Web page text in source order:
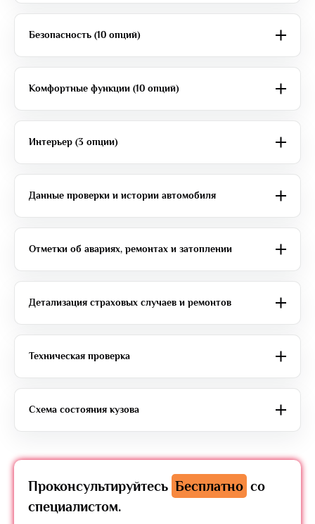
Безопасность (10 опций)
Комфортные функции (10 опций)
Интерьер (3 опции)
Данные проверки и истории автомобиля
Отметки об авариях, ремонтах и затоплении
Детализация страховых случаев и ремонтов
Техническая проверка
Схема состояния кузова
Проконсультируйтесь Бесплатно со
специалистом.